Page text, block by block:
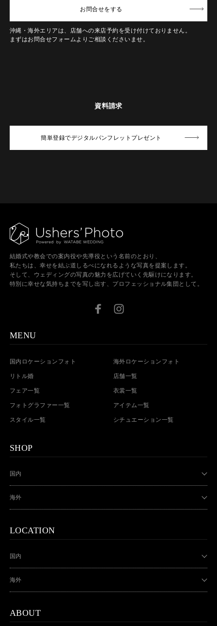
お問合せをする
沖縄・海外エリアは、店舗への来店予約を受け付けておりません。
まずはお問合せフォームよりご相談くださいませ。
資料請求
簡単登録でデジタルパンフレットプレゼント
結婚式や教会での案内役や先導役という名前のとおり、
私たちは、幸せを結ぶ道しるべになれるような写真を提案します。
そして、ウェディングの写真の魅力を広げていく先駆けになります。
特別に幸せな気持ちまでを写し出す、プロフェッショナル集団として。
MENU
国内ロケーションフォト 海外ロケーションフォト
リトル婚 店舗一覧
フェア一覧 衣裳一覧
フォトグラファー一覧 アイテム一覧
スタイル一覧 シチュエーション一覧
SHOP
国内
海外
LOCATION
国内
海外
ABOUT